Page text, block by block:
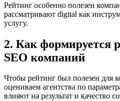
Рейтинг особенно полезен
рассматривают digital как
услугу.
2. Как формируется
SEO компаний
Чтобы рейтинг был полезен для
оцениваем агентства по
влияют на результат и качество